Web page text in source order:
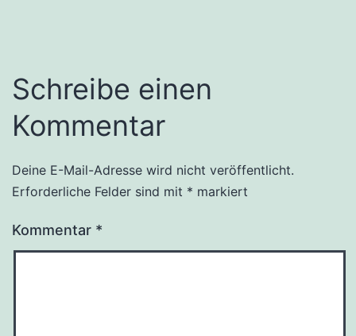
Schreibe einen
Kommentar
Deine E-Mail-Adresse wird nicht veröffentlicht.
Erforderliche Felder sind mit * markiert
Kommentar *